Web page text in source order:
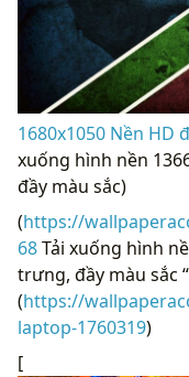
1680x1050 Nền HD
xuống hình nền
đầy màu sắc)
(https://
68Tải xuống hình
trưng, ​​đầy màu sắc
(https://
laptop-1760319)
[